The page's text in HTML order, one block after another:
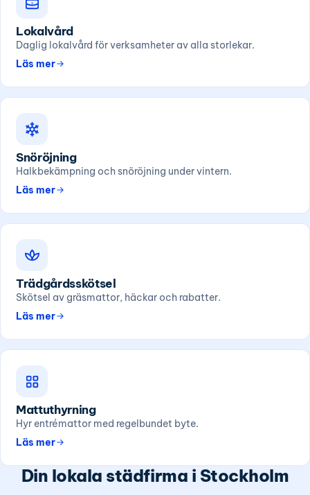
Lokalvård
Daglig lokalvård för verksamheter av alla storlekar.
Läs mer
Snöröjning
Halkbekämpning och snöröjning under vintern.
Läs mer
Trädgårdsskötsel
Skötsel av gräsmattor, häckar och rabatter.
Läs mer
Mattuthyrning
Hyr entrémattor med regelbundet byte.
Läs mer
Din lokala städfirma i Stockholm